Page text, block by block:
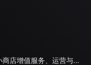
小程序代开发、接口能力、小程序插件、小商店增值服务、运营与管理